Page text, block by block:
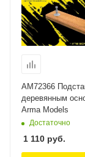
AM72366
деревянным
Arma Models
Достаточно
1 110 руб.